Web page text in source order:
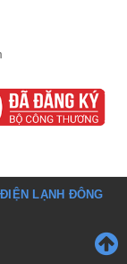
LẠNH ĐÔNG